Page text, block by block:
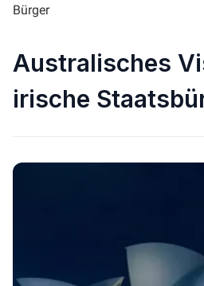
Bürger
Australisches
irische